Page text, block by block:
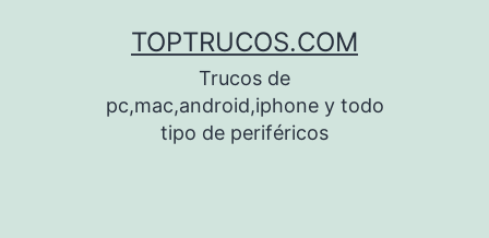
TOPTRUCOS.COM
Trucos de
pc,mac,android,iphone y todo
tipo de periféricos